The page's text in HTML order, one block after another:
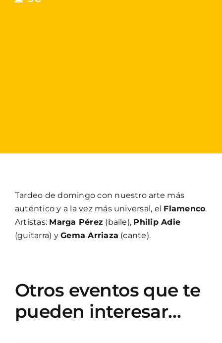
Tardeo de domingo con nuestro arte más
auténtico y a la vez más universal, el Flamenco.
Artistas: Marga Pérez (baile), Philip Adie
(guitarra) yGema Arriaza (cante).
Otros eventos que te
pueden interesar…